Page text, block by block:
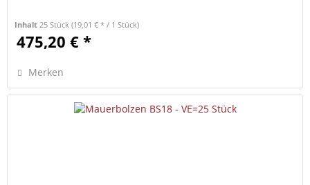
Inhalt25 Stück(19,01 € * / 1 Stück)
475,20 € *
Merken